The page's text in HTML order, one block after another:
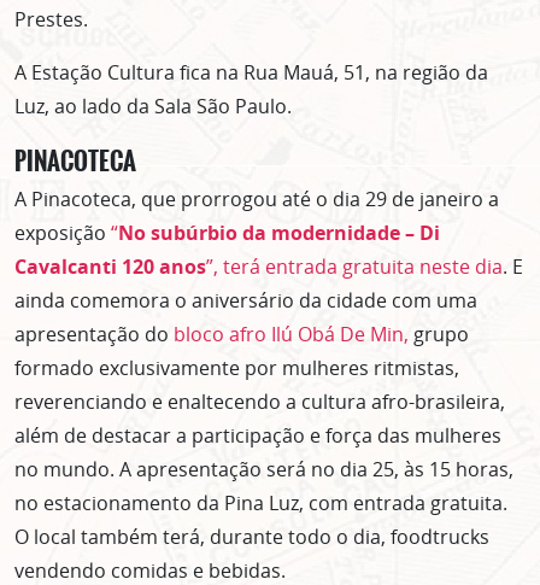
Prestes.
A Estação Cultura fica na Rua Mauá, 51, na região da
Luz, ao lado da Sala São Paulo.
PINACOTECA
A Pinacoteca, que prorrogou até o dia 29 de janeiro a
exposição “No subúrbio da modernidade – Di
Cavalcanti 120 anos”, terá entrada gratuita neste dia. E
ainda comemora o aniversário da cidade com uma
apresentação do bloco afro Ilú Obá De Min, grupo
formado exclusivamente por mulheres ritmistas,
reverenciando e enaltecendo a cultura afro-brasileira,
além de destacar a participação e força das mulheres
no mundo. A apresentação será no dia 25, às 15 horas,
no estacionamento da Pina Luz, com entrada gratuita.
O local também terá, durante todo o dia, foodtrucks
vendendo comidas e bebidas.